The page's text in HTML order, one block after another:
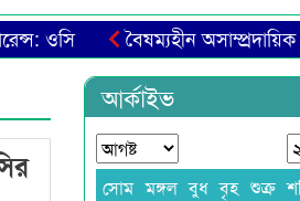
ওসি
বৈষম্যহীন অসাম্প্রদায়িক
চিত্র প্রদর্শনী শুরু ইরান বিরোধী
আর্কাইভ
সোম মঙ্গল বুধ বৃহ শুক্র